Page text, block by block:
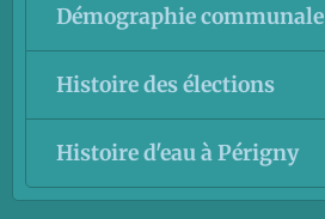
Démographie communale
Histoire des élections
Histoire d'eau à Périgny